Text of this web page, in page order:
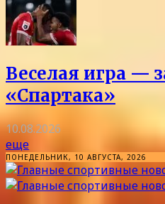
Веселая игра —
«Спартака»
10.08.2026
еще
ПОНЕДЕЛЬНИК, 10 АВГУСТА, 2026